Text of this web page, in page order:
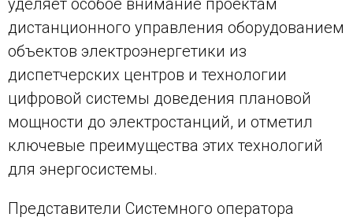
дистанционного управления оборудованием
объектов электроэнергетики из
диспетчерских центров и технологии
цифровой системы доведения плановой
мощности до электростанций, и отметил
ключевые преимущества этих технологий
для энергосистемы.
Представители Системного оператора